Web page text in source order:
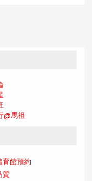
@馬祖
育館預約
質